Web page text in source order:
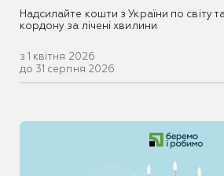
Надсилайте кошти з України по світу
кордону за лічені хвилини
з 1 квітня 2026
до 31 серпня 2026